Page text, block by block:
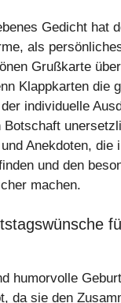
Gedicht hat
als
Grußkarte
Klappkarten die
individuelle
Botschaft
Anekdoten, die
und den
machen.
humorvolle
da sie den